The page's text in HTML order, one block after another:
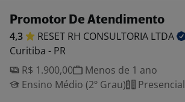
Promotor De Atendimento
4,3 RESET RH CONSULTORIA LTDA
Curitiba - PR
R$ 1.900,00
Menos de 1 ano
Ensino Médio (2º Grau)
Presencial